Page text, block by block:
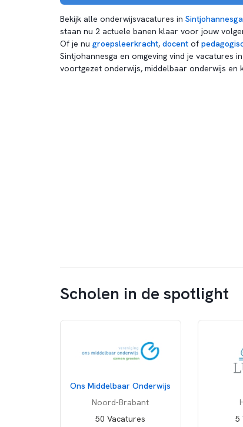
Bekijk alle onderwijsvacatures in Sintjohannesga
staan nu 2 actuele banen klaar voor jouw
Of je nu groepsleerkracht, docent of
Sintjohannesga en omgeving vind je vacatures
voortgezet onderwijs, middelbaar onderwijs en
Scholen in de spotlight
Ons Middelbaar Onderwijs
Noord-Brabant
50 Vacatures
5